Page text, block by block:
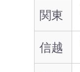
関東
信越